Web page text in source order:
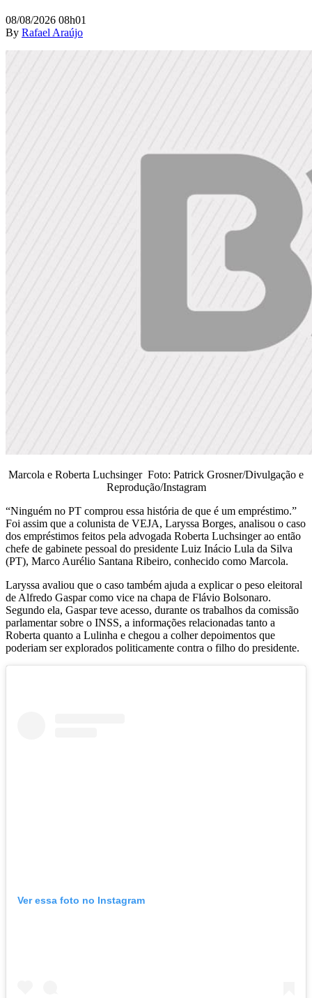
08/08/2026 08h01
By Rafael Araújo
Marcola e Roberta Luchsinger Foto: Patrick Grosner/Divulgação e
Reprodução/Instagram
“Ninguém no PT comprou essa história de que é um empréstimo.”
Foi assim que a colunista de VEJA, Laryssa Borges, analisou o caso
dos empréstimos feitos pela advogada Roberta Luchsinger ao então
chefe de gabinete pessoal do presidente Luiz Inácio Lula da Silva
(PT), Marco Aurélio Santana Ribeiro, conhecido como Marcola.
Laryssa avaliou que o caso também ajuda a explicar o peso eleitoral
de Alfredo Gaspar como vice na chapa de Flávio Bolsonaro.
Segundo ela, Gaspar teve acesso, durante os trabalhos da comissão
parlamentar sobre o INSS, a informações relacionadas tanto a
Roberta quanto a Lulinha e chegou a colher depoimentos que
poderiam ser explorados politicamente contra o filho do presidente.
Ver essa foto no Instagram